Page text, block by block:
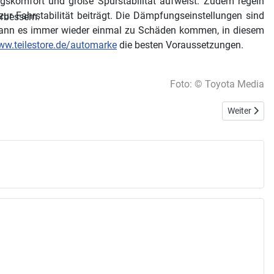
Fahrstabilität beiträgt. Die Dämpfungseinstellungen sind
es immer wieder einmal zu Schäden kommen, in diesem
automarke die besten Voraussetzungen.
Foto: © Toyota Media
Nächster
Weiter